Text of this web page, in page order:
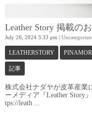
Leather Story 掲載の
July 26, 2024 3:33 pm |
LEATHERSTORY
記事
株式会社ナダヤが皮革産業
ーメディア『Leather Story
tps://leath ...